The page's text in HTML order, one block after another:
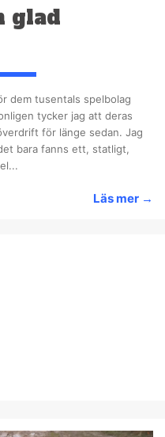
glad
dem tusentals spelbolag
tycker jag att deras
för länge sedan. Jag
bara fanns ett, statligt,
Läs mer →